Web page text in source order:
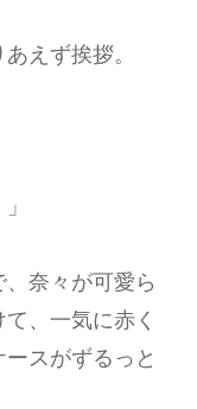
えず挨拶。
奈々が可愛ら
、一気に赤く
スがずるっと